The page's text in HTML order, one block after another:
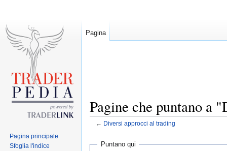
Pagine che puntano a
← Diversi approcci al trading
Jump
JumpPuntano qui
Pagina
Pagina principale
Sfoglia l'indice